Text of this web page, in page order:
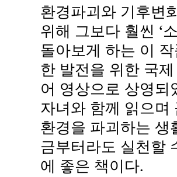
환경파괴와 기후변
위해 그보다 훨씬 ‘
돌아보게 하는 이
한 발전을 위한 국
어 영상으로 상영되
자녀와 함께 읽으며
환경을 파괴하는
금부터라도 실천할
에 좋은 책이다.